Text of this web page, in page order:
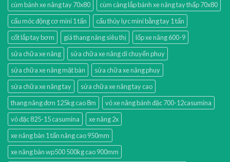
cùm bánh xe nâng tay 70x80
cùm càng lắp bánh xe nâng tay thấp 70x80
cẩu móc động cơ mini 1 tấn
cẩu thủy lực mini bằng tay 1 tấn
cốt lắp tay bơm
giá thang nâng siêu thị
lốp xe nâng 600-9
sửa chữa xe nâng
sửa chữa xe nâng di chuyển phuy
sửa chữa xe nâng mặt bàn
sửa chữa xe nâng phuy
sửa chữa xe nâng tay
sửa chữa xe nâng tay cao
thang nâng đơn 125kg cao 8m
vỏ xe nâng bánh đặc 700-12casumina
vỏ đặc 825-15 casumina
xe nâng 2x
xe nâng bàn 1 tấn nâng cao 950mm
xe nâng bàn wp500 500kg cao 900mm